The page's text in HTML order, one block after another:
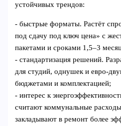
устойчивых трендов:
- быстрые форматы. Растёт
под сдачу под ключ цена» с
пакетами и сроками 1,5–3
- стандартизация решений.
для студий, однушек и
бюджетами и комплектацией;
- интерес к
считают коммунальные
закладывают в ремонт более